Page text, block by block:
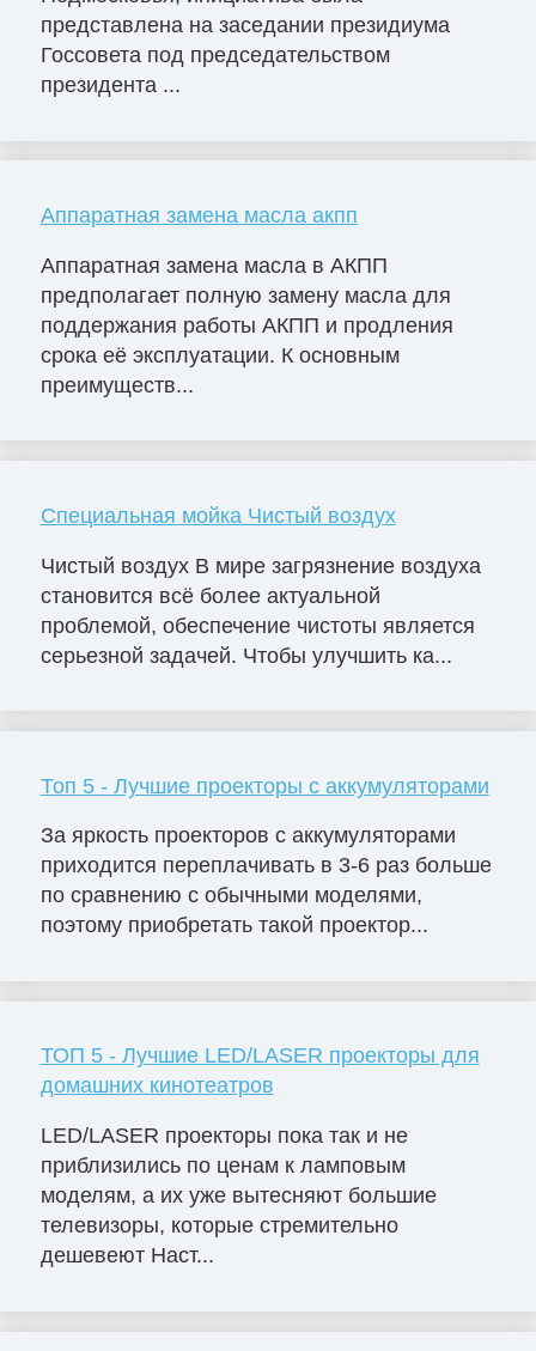
представлена на заседании президиума
Госсовета под председательством
президента ...
Аппаратная замена масла акпп
Аппаратная замена масла в АКПП
предполагает полную замену масла для
поддержания работы АКПП и продления
срока её эксплуатации. К основным
преимуществ...
Специальная мойка Чистый воздух
Чистый воздух В мире загрязнение воздуха
становится всё более актуальной
проблемой, обеспечение чистоты является
серьезной задачей. Чтобы улучшить ка...
Топ 5 - Лучшие проекторы с аккумуляторами
За яркость проекторов с аккумуляторами
приходится переплачивать в 3-6 раз больше
по сравнению с обычными моделями,
поэтому приобретать такой проектор...
ТОП 5 - Лучшие LED/LASER проекторы для
домашних кинотеатров
LED/LASER проекторы пока так и не
приблизились по ценам к ламповым
моделям, а их уже вытесняют большие
телевизоры, которые стремительно
дешевеют Наст...